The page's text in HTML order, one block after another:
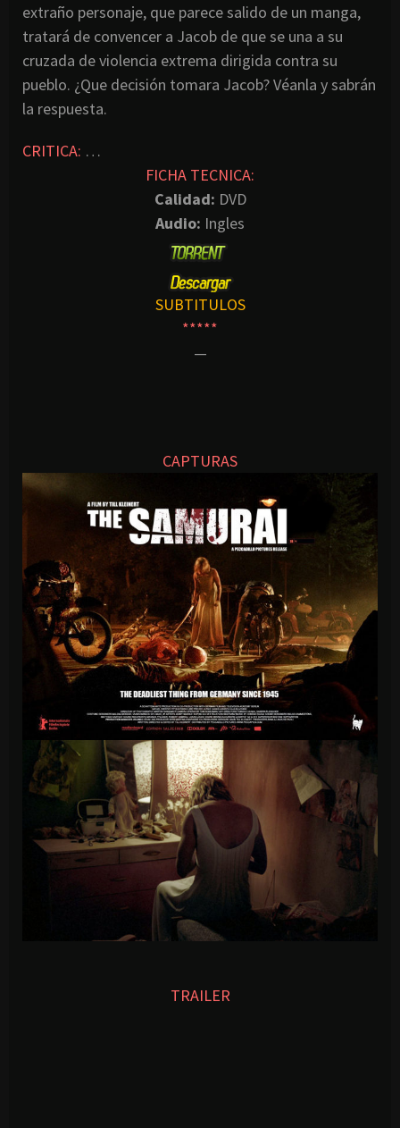
extraño personaje, que parece salido de un manga,
tratará de convencer a Jacob de que se una a su
cruzada de violencia extrema dirigida contra su
pueblo. ¿Que decisión tomara Jacob? Véanla y sabrán
la respuesta.
CRITICA: …
FICHA TECNICA:
Calidad: DVD
Audio: Ingles
SUBTITULOS
*****
—
CAPTURAS
TRAILER